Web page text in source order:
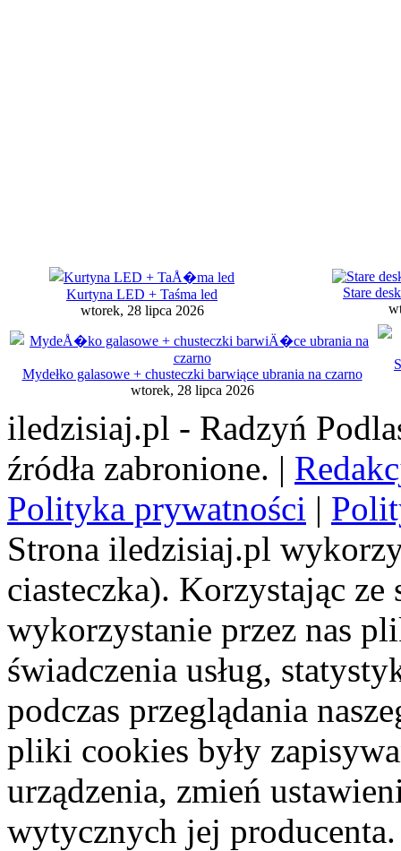
Kurtyna LED + Taśma led
wtorek, 28 lipca 2026
Stare
Mydełko galasowe + chusteczki barwiące ubrania na czarno
wtorek, 28 lipca 2026
iledzisiaj.pl - Radzyń
źródła zabronione. |
Polityka prywatności |
Strona iledzisiaj.pl
ciasteczka). Korzystając
wykorzystanie przez nas
świadczenia usług,
podczas przeglądania
pliki cookies były
urządzenia, zmień
wytycznych jej producenta.